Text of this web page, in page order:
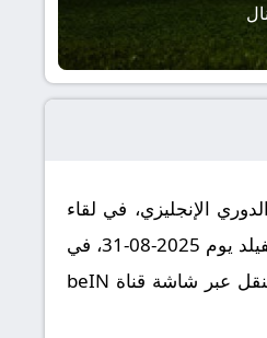
الإنجليزي، في لقاء
مرتقب يعد بالإثارة والتشويق نظراً لقوة الفريقين ورغبتهما في تحقيق الانتصار. تقام المباراة على أرضية ملعب أنفيلد يوم 2025-08-31، في
توقيت حاسم عند الساعة 18:30 بتوقيت مكة المكرمة، وسط ترقب جماهيري كبير لمتابعة مجريات اللقاء الذي ينقل عبر شاشة قناة beIN